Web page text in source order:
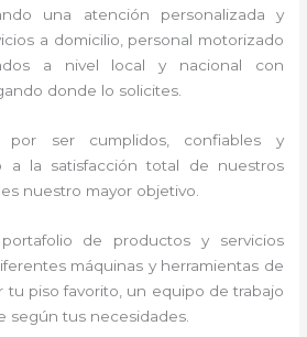
una atención personalizada y
a domicilio, personal motorizado
a nivel local y nacional con
donde lo solicites.
por ser cumplidos, confiables y
a la satisfacción total de nuestros
nuestro mayor objetivo.
de productos y servicios
máquinas y herramientas de
tu piso favorito, un equipo de trabajo
según tus necesidades.